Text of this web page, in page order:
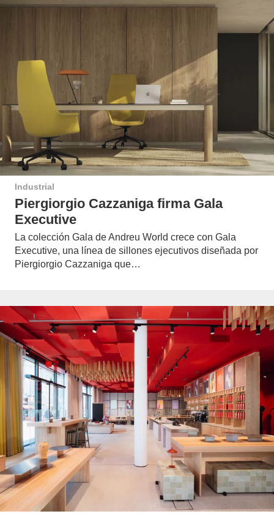
Industrial
Piergiorgio Cazzaniga firma Gala
Executive
La colección Gala de Andreu World crece con Gala
Executive, una línea de sillones ejecutivos diseñada por
Piergiorgio Cazzaniga que…